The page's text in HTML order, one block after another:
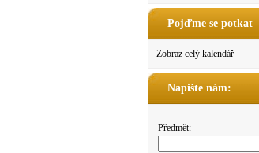
Pojďme se potkat
Zobraz celý kalendář
Napište nám:
Předmět: